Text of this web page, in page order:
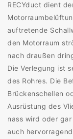
RECYduct dient
auftretende
den Motorraum
nach draußen
Die Verlegung ist
des Rohres. Die
Brückenschellen
Ausrüstung des
nass wird oder
auch